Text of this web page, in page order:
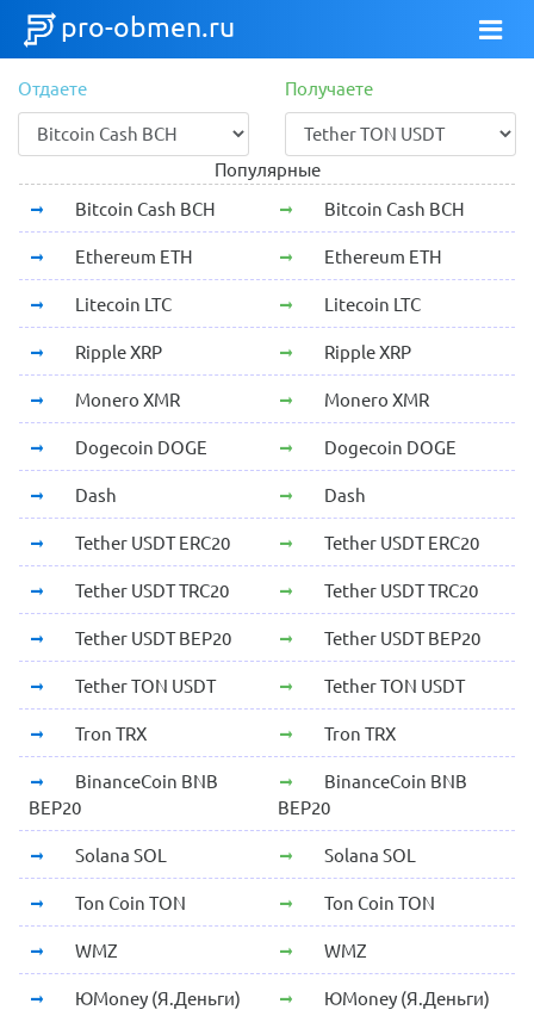
pro-obmen.ru
Отдаете Получаете
Популярные
Bitcoin Cash BCH
Bitcoin Cash BCH
Ethereum ETH Ethereum ETH
Litecoin LTC Litecoin LTC
Ripple XRP Ripple XRP
Monero XMR Monero XMR
Dogecoin DOGE Dogecoin DOGE
Dash Dash
Tether USDT ERC20 Tether USDT ERC20
Tether USDT TRC20 Tether USDT TRC20
Tether USDT BEP20 Tether USDT BEP20
Tether TON USDT Tether TON USDT
Tron TRX Tron TRX
BinanceCoin BNB
BEP20
BinanceCoin BNB
BEP20
Solana SOL Solana SOL
Ton Coin TON Ton Coin TON
WMZ WMZ
ЮMoney (Я.Деньги) ЮMoney (Я.Деньги)